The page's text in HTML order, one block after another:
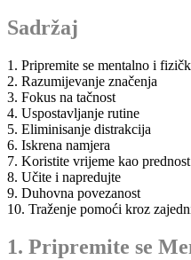
Sadržaj
1. Pripremite se mentalno i
2. Razumijevanje značenja
3. Fokus na tačnost
4. Uspostavljanje rutine
5. Eliminisanje distrakcija
6. Iskrena namjera
7. Koristite vrijeme kao prednost
8. Učite i napredujte
9. Duhovna povezanost
10. Traženje pomoći kroz
1. Pripremite se